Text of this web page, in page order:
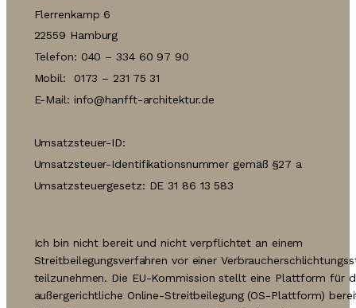
Flerrenkamp 6
22559 Hamburg
Telefon: 040 – 334 60 97 90
Mobil: 0173 – 231 75 31
E-Mail: info@hanfft-architektur.de
Umsatzsteuer-ID:
Umsatzsteuer-Identifikationsnummer gemäß §27 a
Umsatzsteuergesetz: DE 31 86 13 583
Ich bin nicht bereit und nicht verpflichtet an einem
Streitbeilegungsverfahren vor einer
teilzunehmen. Die EU-Kommission stellt eine Plattform für
außergerichtliche Online-Streitbeilegung (OS-Plattform)